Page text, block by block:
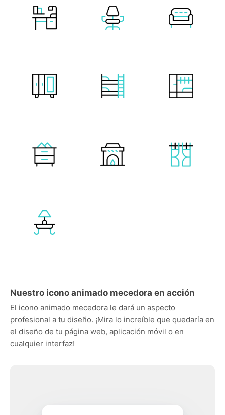
Nuestro icono animado mecedora en acción
El icono animado mecedora le dará un aspecto
profesional a tu diseño. ¡Mira lo increíble que quedaría en
el diseño de tu página web, aplicación móvil o en
cualquier interfaz!